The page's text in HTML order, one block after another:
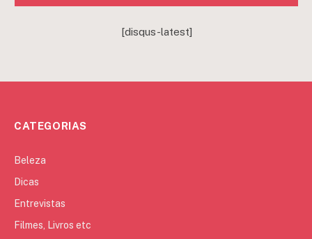
[disqus-latest]
CATEGORIAS
Beleza
Dicas
Entrevistas
Filmes, Livros etc